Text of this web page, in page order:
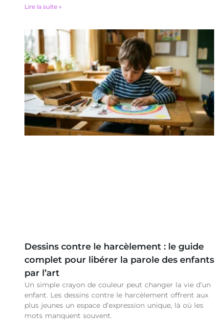
Lire la suite »
Dessins contre le harcèlement : le guide
complet pour libérer la parole des enfants
par l’art
Un simple crayon de couleur peut changer la vie d’un
enfant. Les dessins contre le harcèlement offrent aux
plus jeunes un espace d’expression unique, là où les
mots manquent souvent.